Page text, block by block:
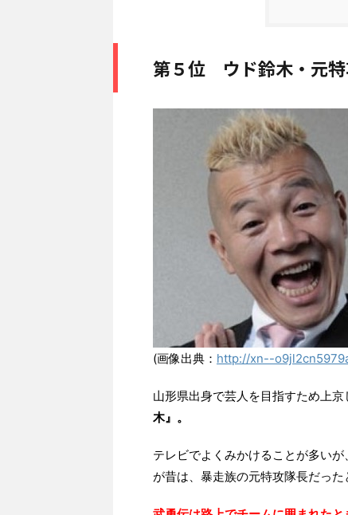
第５位 ウド鈴木・元
(画像出典： http://xn--
山形県出身で芸人を目指すため上
木』。
テレビでよくみかけることが多い
が昔は、暴走族の元特攻隊長だった